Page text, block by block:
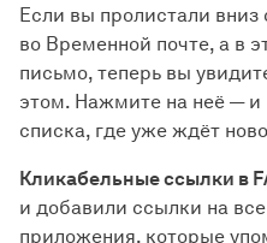
Если вы пролистали вниз
во Временной почте, а в
письмо, теперь вы
этом. Нажмите на неё — и
списка, где уже ждёт
Кликабельные ссылки в
и добавили ссылки на
приложения, которые